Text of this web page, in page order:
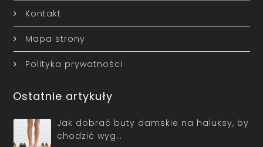
Kontakt
Mapa strony
Polityka prywatności
Ostatnie artykuły
Jak dobrać buty damskie na haluksy, by
chodzić wyg…